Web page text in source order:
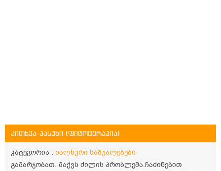
კითხვა-პასუხი (ფიტოტერაპია)
კატეგორია : ხალხური საშუალებები
გამარჯობათ. მაქვს ძილის პრობლემა.ჩაძინებით